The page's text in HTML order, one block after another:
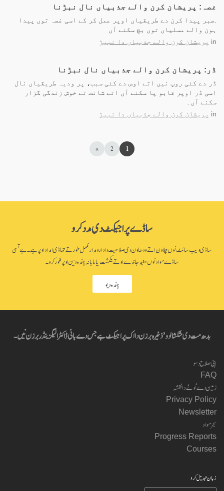
غصہ: پریشان کرن والے جذبیاں نال نبڑنا
.صبر پیدا کرن دے طریقیاں اوپر عمل کر کے اسی غصہ توں پیدا
ہون والے مسلیاں توں بچ سکنے آں
in پریشان کرن والے جذبیاں دا نبیڑ
ڈر: پریشان کرن والے جذبیاں نال نبڑنا
ڈر دے کئی روپ نیں اتے اوس دے کئی سبب، پر ودیہ طریقیاں نال
اسی ڈر اوپر قابو پا سکنے آں اتے شانت تے خوش زندگی گزار
سکنے آں۔
in پریشان کرن والے جذبیاں دا نبیڑ
1
2
»
ساڈے پراجیکٹ دی مدد کرو
ساڈی ویب سائٹ نوں چلاون اتے ودھاون دی صلاحیت دا دارومدار مکمل طور تے تہاڈی امداد اوپر ہے۔ جے تسی
ساڈے مواد نوں مفید جاندے او تے یکمشت یا ماہانہ چندہ دین اوپر غور کرو۔
چندہ دیو
بدھ مت دی شکشا لوو’ ذخیرہ برزن دا اک پراجیکٹ ہے جس دے بانی ڈاکٹر الیگزینڈر برزن نیں۔
اپنی صلاح دسو
FAQ
زمین دے ٹوٹے دا نقشہ
Privacy Policy
Newsletter
سجر مواد
Progress Reports
Courses
زبان تبدیل کرو